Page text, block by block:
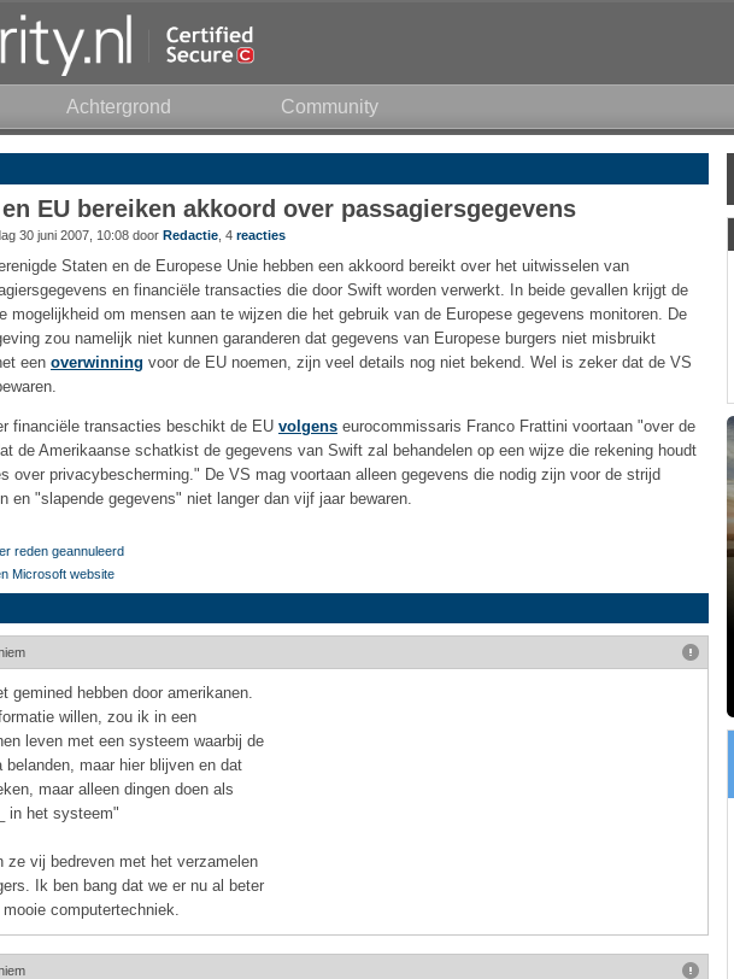
Achtergrond Community
EU bereiken akkoord over passagiersgegevens
30 juni 2007, 10:08 door Redactie , 4 reacties
Staten en de Europese Unie hebben een akkoord bereikt over het uitwisselen van
en financiële transacties die door Swift worden verwerkt. In beide gevallen krijgt de
mogelijkheid om mensen aan te wijzen die het gebruik van de Europese gegevens monitoren. De
zou namelijk niet kunnen garanderen dat gegevens van Europese burgers niet misbruikt
een overwinning voor de EU noemen, zijn veel details nog niet bekend. Wel is zeker dat de VS
financiële transacties beschikt de EU volgens eurocommissaris Franco Frattini voortaan "over de
de Amerikaanse schatkist de gegevens van Swift zal behandelen op een wijze die rekening houdt
over privacybescherming." De VS mag voortaan alleen gegevens die nodig zijn voor de strijd
en "slapende gegevens" niet langer dan vijf jaar bewaren.
reden geannuleerd
Microsoft website
gemined hebben door amerikanen.
willen, zou ik in een
leven met een systeem waarbij de
maar hier blijven en dat
maar alleen dingen doen als
in het systeem"
ze vij bedreven met het verzamelen
Ik ben bang dat we er nu al beter
computertechniek.